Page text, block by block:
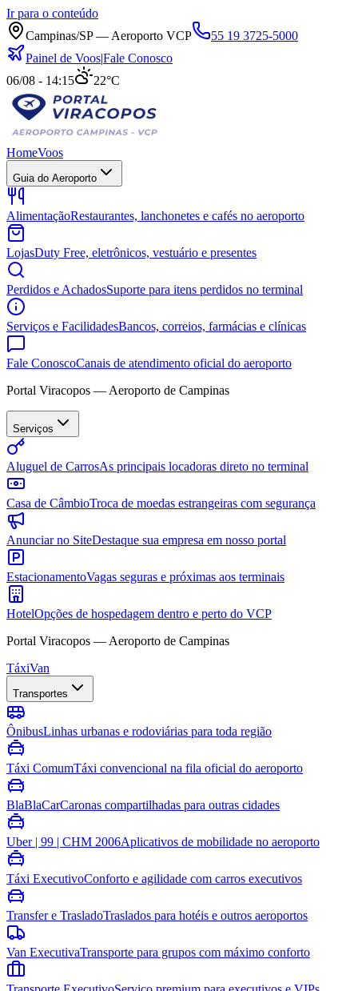
Ir para o conteúdo
Campinas/SP — Aeroporto VCP
55 19 3725-5000
Painel de Voos|Fale Conosco
06/08 - 14:15
22°C
HomeVoos
Guia do Aeroporto
AlimentaçãoRestaurantes, lanchonetes e cafés no aeroporto
LojasDuty Free, eletrônicos, vestuário e presentes
Perdidos e AchadosSuporte para itens perdidos no terminal
Serviços e FacilidadesBancos, correios, farmácias e clínicas
Fale ConoscoCanais de atendimento oficial do aeroporto
Portal Viracopos — Aeroporto de Campinas
Serviços
Aluguel de CarrosAs principais locadoras direto no terminal
Casa de CâmbioTroca de moedas estrangeiras com segurança
Anunciar no SiteDestaque sua empresa em nosso portal
EstacionamentoVagas seguras e próximas aos terminais
HotelOpções de hospedagem dentro e perto do VCP
Portal Viracopos — Aeroporto de Campinas
TáxiVan
Transportes
ÔnibusLinhas urbanas e rodoviárias para toda região
Táxi ComumTáxi convencional na fila oficial do aeroporto
BlaBlaCarCaronas compartilhadas para outras cidades
Uber | 99 | CHM 2006Aplicativos de mobilidade no aeroporto
Táxi ExecutivoConforto e agilidade com carros executivos
Transfer e TrasladoTraslados para hotéis e outros aeroportos
Van ExecutivaTransporte para grupos com máximo conforto